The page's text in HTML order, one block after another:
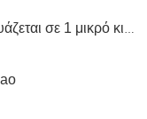
ένας ρόλος που συσκευάζεται σε 1 μικρό κιβώτιο, 12 μικρά κιβώτια που συσκευάζονται σε 1carton